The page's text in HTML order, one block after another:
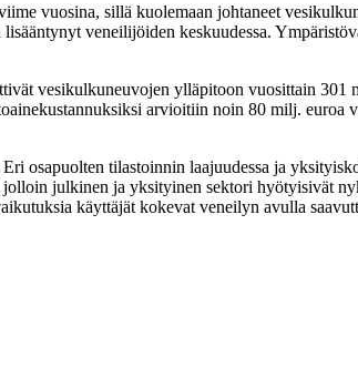
vuosina, sillä kuolemaan johtaneet
veneilijöiden keskuudessa.
vesikulkuneuvojen ylläpitoon vuosittain 301
arvioitiin noin 80 milj. euroa
osapuolten tilastoinnin laajuudessa ja
julkinen ja yksityinen sektori hyötyisivät
käyttäjät kokevat veneilyn avulla